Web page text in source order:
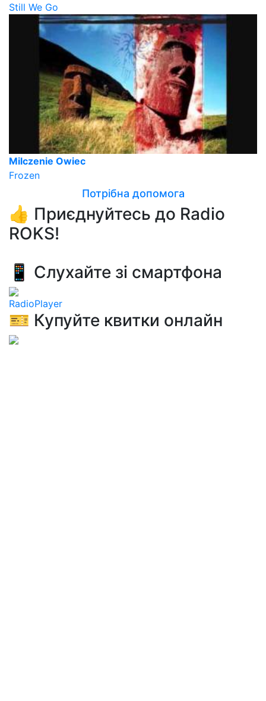
Still We Go
Milczenie Owiec
Frozen
Потрібна допомога
👍 Приєднуйтесь до Radio
ROKS!
📱 Слухайте зі смартфона
RadioPlayer
🎫 Купуйте квитки онлайн